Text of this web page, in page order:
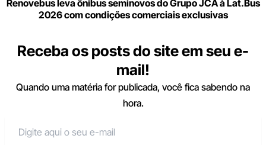
Renovebus leva ônibus seminovos do Grupo JCA à Lat.Bus
2026 com condições comerciais exclusivas
Receba os posts do site em seu e-
mail!
Quando uma matéria for publicada, você fica sabendo na
hora.